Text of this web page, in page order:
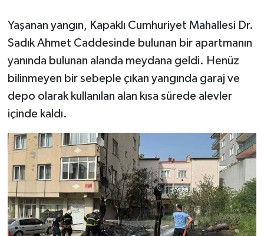
Yaşanan yangın, Kapaklı Cumhuriyet Mahallesi Dr.
Sadık Ahmet Caddesinde bulunan bir apartmanın
yanında bulunan alanda meydana geldi. Henüz
bilinmeyen bir sebeple çıkan yangında garaj ve
depo olarak kullanılan alan kısa sürede alevler
içinde kaldı.